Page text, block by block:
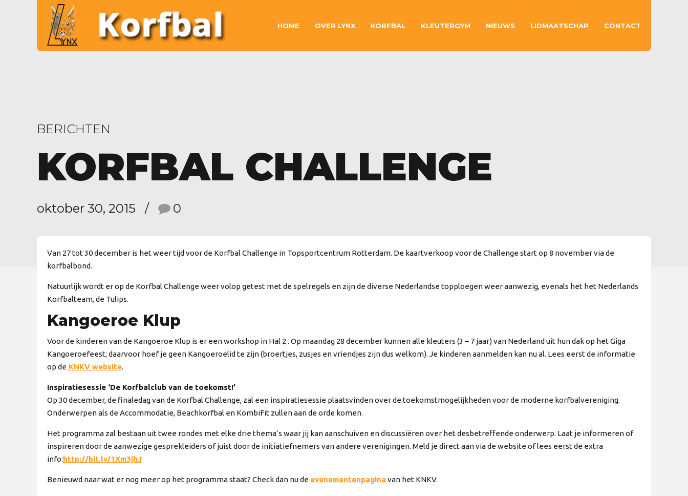
HOME OVER LYNX KORFBAL KLEUTERGYM NIEUWS LIDMAATSCHAP CONTACT
BERICHTEN
KORFBAL CHALLENGE
oktober 30, 2015 0
Van 27 tot 30 december is het weer tijd voor de Korfbal Challenge in Topsportcentrum Rotterdam. De kaartverkoop voor de Challenge start op 8 november via de
korfbalbond.
Natuurlijk wordt er op de Korfbal Challenge weer volop getest met de spelregels en zijn de diverse Nederlandse topploegen weer aanwezig, evenals het het Nederlands
Korfbalteam, de Tulips.
Kangoeroe Klup
Voor de kinderen van de Kangoeroe Klup is er een workshop in Hal 2 . Op maandag 28 december kunnen alle kleuters (3 – 7 jaar) van Nederland uit hun dak op het Giga
Kangoeroefeest; daarvoor hoef je geen Kangoeroelid te zijn (broertjes, zusjes en vriendjes zijn dus welkom). Je kinderen aanmelden kan nu al. Lees eerst de informatie
op de KNKV website.
Inspiratiesessie ‘De Korfbalclub van de toekomst!’
Op 30 december, de finaledag van de Korfbal Challenge, zal een inspiratiesessie plaatsvinden over de toekomstmogelijkheden voor de moderne korfbalvereniging.
Onderwerpen als de Accommodatie, Beachkorfbal en KombiFit zullen aan de orde komen.
Het programma zal bestaan uit twee rondes met elke drie thema’s waar jij kan aanschuiven en discussiëren over het desbetreffende onderwerp. Laat je informeren of
inspireren door de aanwezige gesprekleiders of juist door de initiatiefnemers van andere verenigingen. Meld je direct aan via de website of lees eerst de extra
info:http://bit.ly/1Xm3jhJ
Benieuwd naar wat er nog meer op het programma staat? Check dan nu de evenementenpagina van het KNKV.